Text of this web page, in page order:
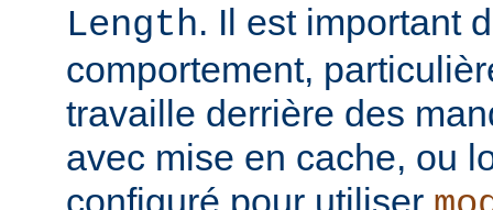
Length. Il est important
comportement,
travaille derrière des
avec mise en cache, ou
configuré pour utiliser